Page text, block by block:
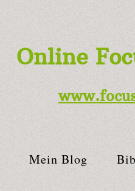
Online
www.
Mein Blog